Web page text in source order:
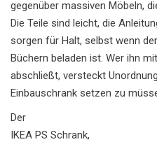
gegenüber massiven Möbeln,
Die Teile sind leicht, die
sorgen für Halt, selbst wenn
Büchern beladen ist. Wer ihn
abschließt, versteckt
Einbauschrank setzen zu
Der
IKEA PS Schrank,